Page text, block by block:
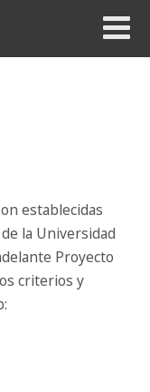
establecidas
la Universidad
Proyecto
criterios y